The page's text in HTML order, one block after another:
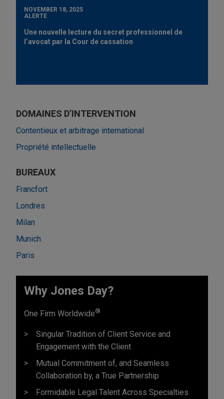
NOVEMBER 18, 2025
ALERTE
Une nouvelle lecture du secret professionnel de
l’avocat par la Cour de cassation
DOMAINES D’INTERVENTION
Contentieux et arbitrage international
Propriété intellectuelle
BUREAUX
Francfort
Londres
Milan
Munich
Paris
Why Jones Day?
One Firm Worldwide®
Singular Tradition of Client Service and
Engagement with the Client
Mutual Commitment of, and Seamless
Collaboration by, a True Partnership
Formidable Legal Talent Across Specialties